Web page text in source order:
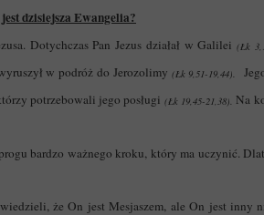
dzisiejsza Ewangelia?
Dotychczas Pan Jezus działał w Galilei(Łk
w podróż do Jerozolimy (Łk 9,51-19,44).
potrzebowali jego posługi (Łk 19,45-21,38). Na
bardzo ważnego kroku, który ma uczynić.
że On jest Mesjaszem, ale On jest inny